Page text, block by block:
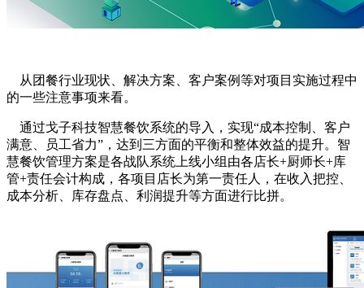
从团餐行业现状、解决方案、客户案例等对项目实施过程中
的一些注意事项来看。
通过戈子科技智慧餐饮系统的导入，实现“成本控制、客户
满意、员工省力”，达到三方面的平衡和整体效益的提升。智
慧餐饮管理方案是各战队系统上线小组由各店长+厨师长+库
管+责任会计构成，各项目店长为第一责任人，在收入把控、
成本分析、库存盘点、利润提升等方面进行比拼。